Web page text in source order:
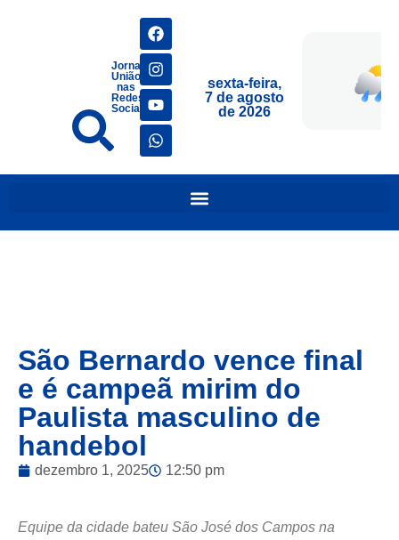
Jornais
União
nas
Redes
Sociais
sexta-feira,
7 de agosto
de 2026
São Bernardo vence final
e é campeã mirim do
Paulista masculino de
handebol
dezembro 1, 2025 12:50 pm
Equipe da cidade bateu São José dos Campos na